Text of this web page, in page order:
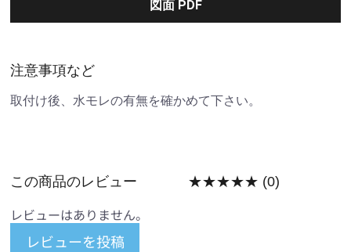
図面 PDF
注意事項など
取付け後、水モレの有無を確かめて下さい。
この商品のレビュー ★★★★★ (0)
レビューはありません。
レビューを投稿